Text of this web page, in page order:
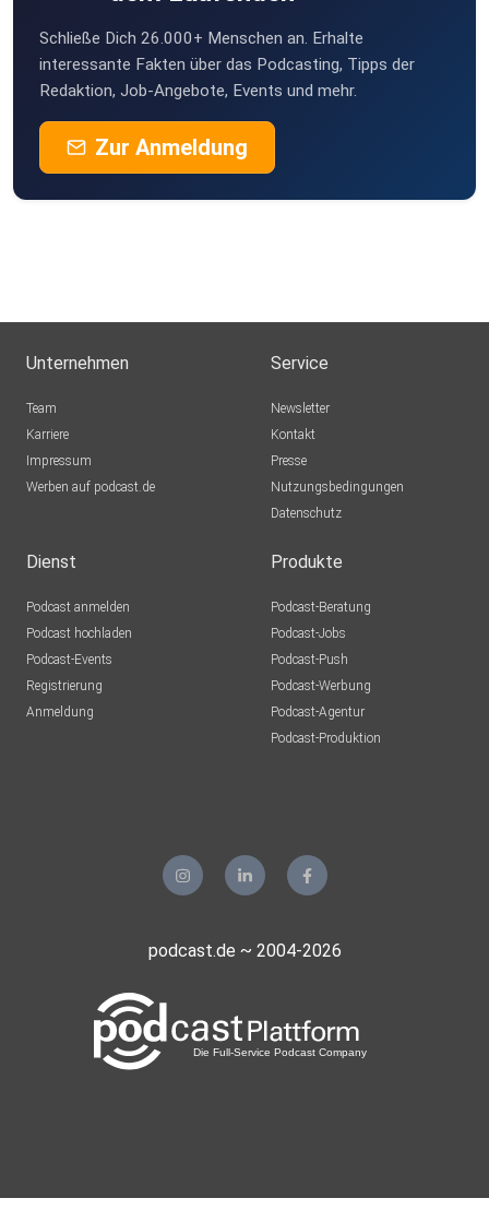
Schließe Dich 26.000+ Menschen an. Erhalte
interessante Fakten über das Podcasting, Tipps der
Redaktion, Job-Angebote, Events und mehr.
Zur Anmeldung
Unternehmen
Team
Karriere
Impressum
Werben auf podcast.de
Service
Newsletter
Kontakt
Presse
Nutzungsbedingungen
Datenschutz
Dienst
Podcast anmelden
Podcast hochladen
Podcast-Events
Registrierung
Anmeldung
Produkte
Podcast-Beratung
Podcast-Jobs
Podcast-Push
Podcast-Werbung
Podcast-Agentur
Podcast-Produktion
podcast.de ~ 2004-2026